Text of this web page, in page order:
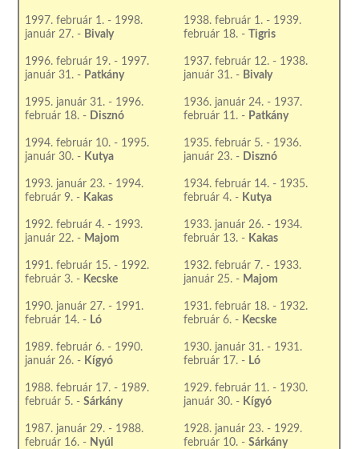
1997. február 1. - 1998.
január 27. - Bivaly
1996. február 19. - 1997.
január 31. - Patkány
1995. január 31. - 1996.
február 18. - Disznó
1994. február 10. - 1995.
január 30. - Kutya
1993. január 23. - 1994.
február 9. - Kakas
1992. február 4. - 1993.
január 22. - Majom
1991. február 15. - 1992.
február 3. - Kecske
1990. január 27. - 1991.
február 14. - Ló
1989. február 6. - 1990.
január 26. - Kígyó
1988. február 17. - 1989.
február 5. -Sárkány
1987. január 29. - 1988.
február 16. - Nyúl
1938. február 1. - 1939.
február 18. -Tigris
1937. február 12. - 1938.
január 31. - Bivaly
1936. január 24. - 1937.
február 11. - Patkány
1935. február 5. - 1936.
január 23. - Disznó
1934. február 14. - 1935.
február 4. - Kutya
1933. január 26. - 1934.
február 13. - Kakas
1932. február 7. - 1933.
január 25. - Majom
1931. február 18. - 1932.
február 6. - Kecske
1930. január 31. - 1931.
február 17. - Ló
1929. február 11. - 1930.
január 30. - Kígyó
1928. január 23. - 1929.
február 10. -Sárkány